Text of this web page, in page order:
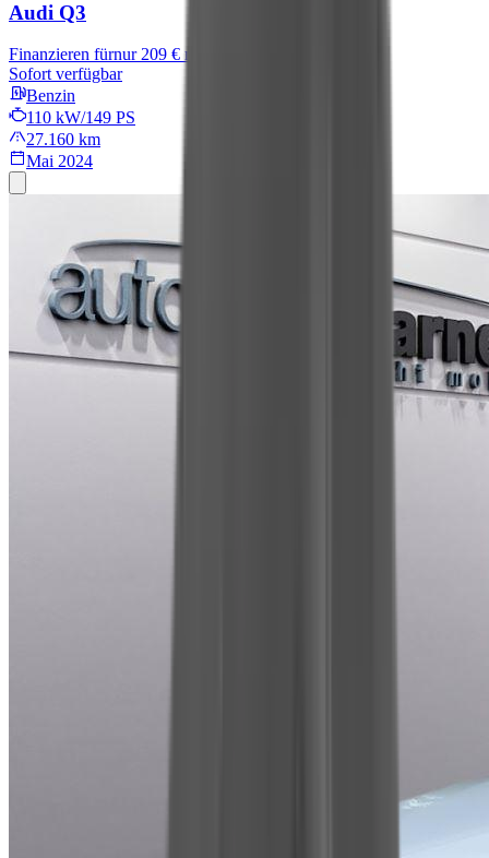
Audi Q3
Finanzieren fürnur 209 € mtl.
Sofort verfügbar
Benzin
110 kW/149 PS
27.160 km
Mai 2024